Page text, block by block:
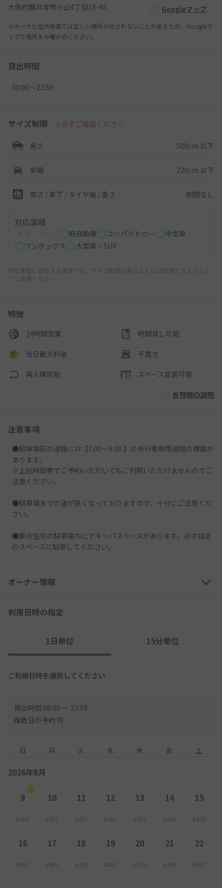
大阪府藤井寺市小山4丁目16-45 Googleマップ
※カーナビ住所検索では正しい場所が示されないことがあるため、Googleマ
ップで場所をお確かめください。
貸出時間
00:00〜23:59
サイズ制限 ※必ずご確認ください
長さ 500cm 以下
車幅 220cm 以下
高さ / 車下 / タイヤ幅 / 重さ 制限なし
対応車種
軽自動車 コンパクトカー
中型車
ワンボックス
大型車・SUV
対応車種に該当する車両でも、サイズ制限を超えるものは駐車できませんの
でご注意ください。
特徴
24時間営業 時間貸し可能
当日最大料金 平置き
再入庫可能 スペース変更可能
各特徴の説明
注意事項
●駐車場前の道路には【7:00～9:00 】の歩行者専用道路の標識が
あります。
※上記時間帯でご予約いただいてもご利用いただけませんのでご
注意ください。
●駐車場までの道が狭くなっておりますので、十分にご注意くだ
さい。
●集合住宅の駐車場内にアキッパスペースがあります。必ず指定
のスペースに駐車してください。
オーナー情報
利用日時の指定
1日単位 15分単位
ご利用日時を選択してください
貸出時間 00:00 〜 23:59
複数日の予約 可
日 月 火 水 木 金 土
2026年8月
9
¥400
10
¥400
11
¥400
12
¥400
13
¥400
14
¥400
15
¥400
16
¥400
17
¥400
18
¥400
19
¥400
20
¥400
21
¥400
22
¥400